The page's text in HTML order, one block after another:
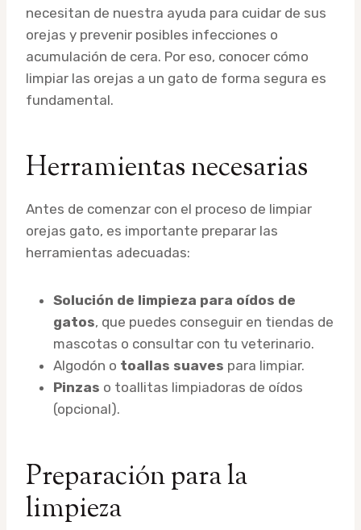
necesitan de nuestra ayuda para cuidar de sus
orejas y prevenir posibles infecciones o
acumulación de cera. Por eso, conocer cómo
limpiar las orejas a un gato de forma segura es
fundamental.
Herramientas necesarias
Antes de comenzar con el proceso de limpiar
orejas gato, es importante preparar las
herramientas adecuadas:
Solución de limpieza para oídos de
gatos, que puedes conseguir en tiendas de
mascotas o consultar con tu veterinario.
Algodón o toallas suaves para limpiar.
Pinzas o toallitas limpiadoras de oídos
(opcional).
Preparación para la
limpieza